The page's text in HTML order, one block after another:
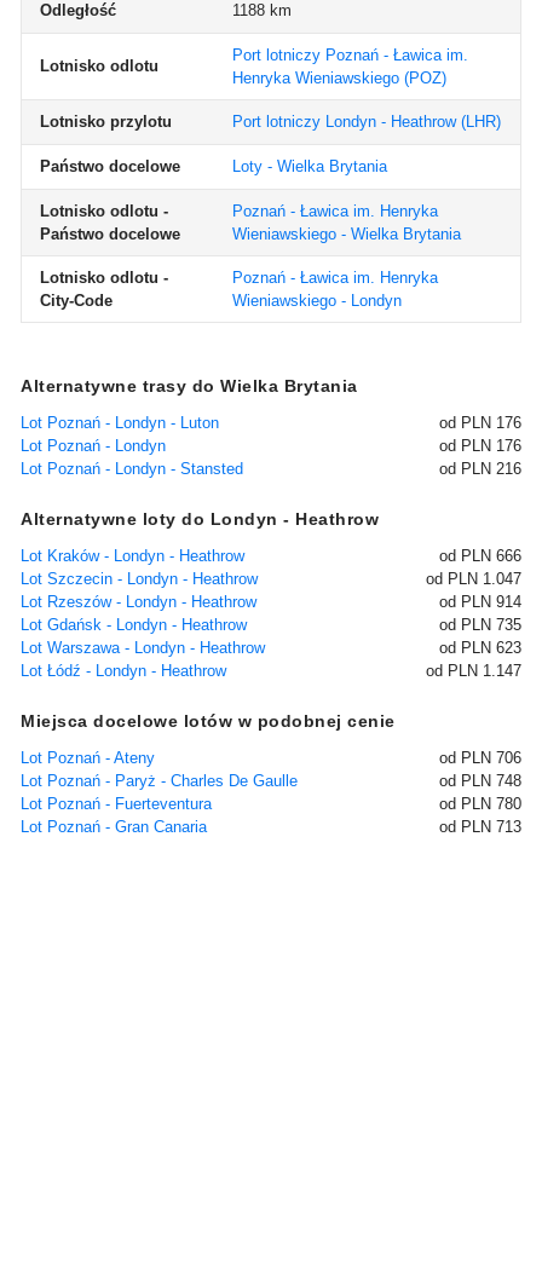
Odległość 1188 km
Lotnisko odlotu
Port lotniczy Poznań - Ławica im.
Henryka Wieniawskiego (POZ)
Lotnisko przylotu Port lotniczy Londyn - Heathrow(LHR)
Państwo docelowe Loty - Wielka Brytania
Lotnisko odlotu -
Państwo docelowe
Poznań - Ławica im. Henryka
Wieniawskiego - Wielka Brytania
Lotnisko odlotu -
City-Code
Poznań - Ławica im. Henryka
Wieniawskiego - Londyn
Alternatywne trasy do Wielka Brytania
Lot Poznań - Londyn - Luton
od PLN 176
Lot Poznań - Londyn
od PLN 176
Lot Poznań - Londyn - Stansted
od PLN 216
Alternatywne loty do Londyn - Heathrow
Lot Kraków - Londyn - Heathrow
od PLN 666
Lot Szczecin - Londyn - Heathrow
od PLN 1.047
Lot Rzeszów - Londyn - Heathrow
od PLN 914
Lot Gdańsk - Londyn - Heathrow
od PLN 735
Lot Warszawa - Londyn - Heathrow
od PLN 623
Lot Łódź - Londyn - Heathrow
od PLN 1.147
Miejsca docelowe lotów w podobnej cenie
Lot Poznań - Ateny
od PLN 706
Lot Poznań - Paryż - Charles De Gaulle
od PLN 748
Lot Poznań - Fuerteventura
od PLN 780
Lot Poznań - Gran Canaria
od PLN 713